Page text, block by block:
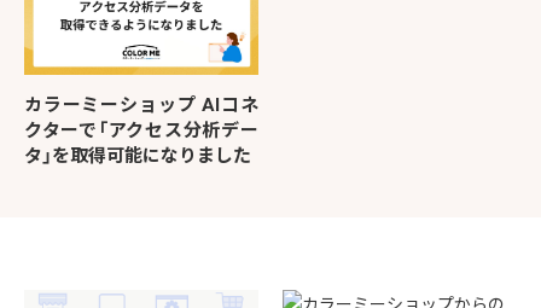
カラーミーショップ AIコネ
クターで「アクセス分析デー
タ」を取得可能になりました